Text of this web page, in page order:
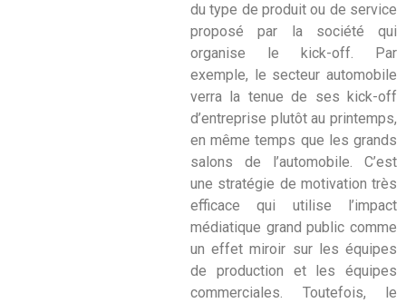
du type de produit ou de service
proposé par la société qui
organise le kick-off. Par
exemple, le secteur automobile
verra la tenue de ses kick-off
d’entreprise plutôt au printemps,
en même temps que les grands
salons de l’automobile. C’est
une stratégie de motivation très
efficace qui utilise l’impact
médiatique grand public comme
un effet miroir sur les équipes
de production et les équipes
commerciales. Toutefois, le